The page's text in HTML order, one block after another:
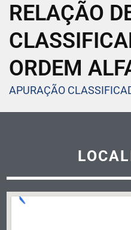
RELAÇÃO
ORDEM
APURAÇÃO